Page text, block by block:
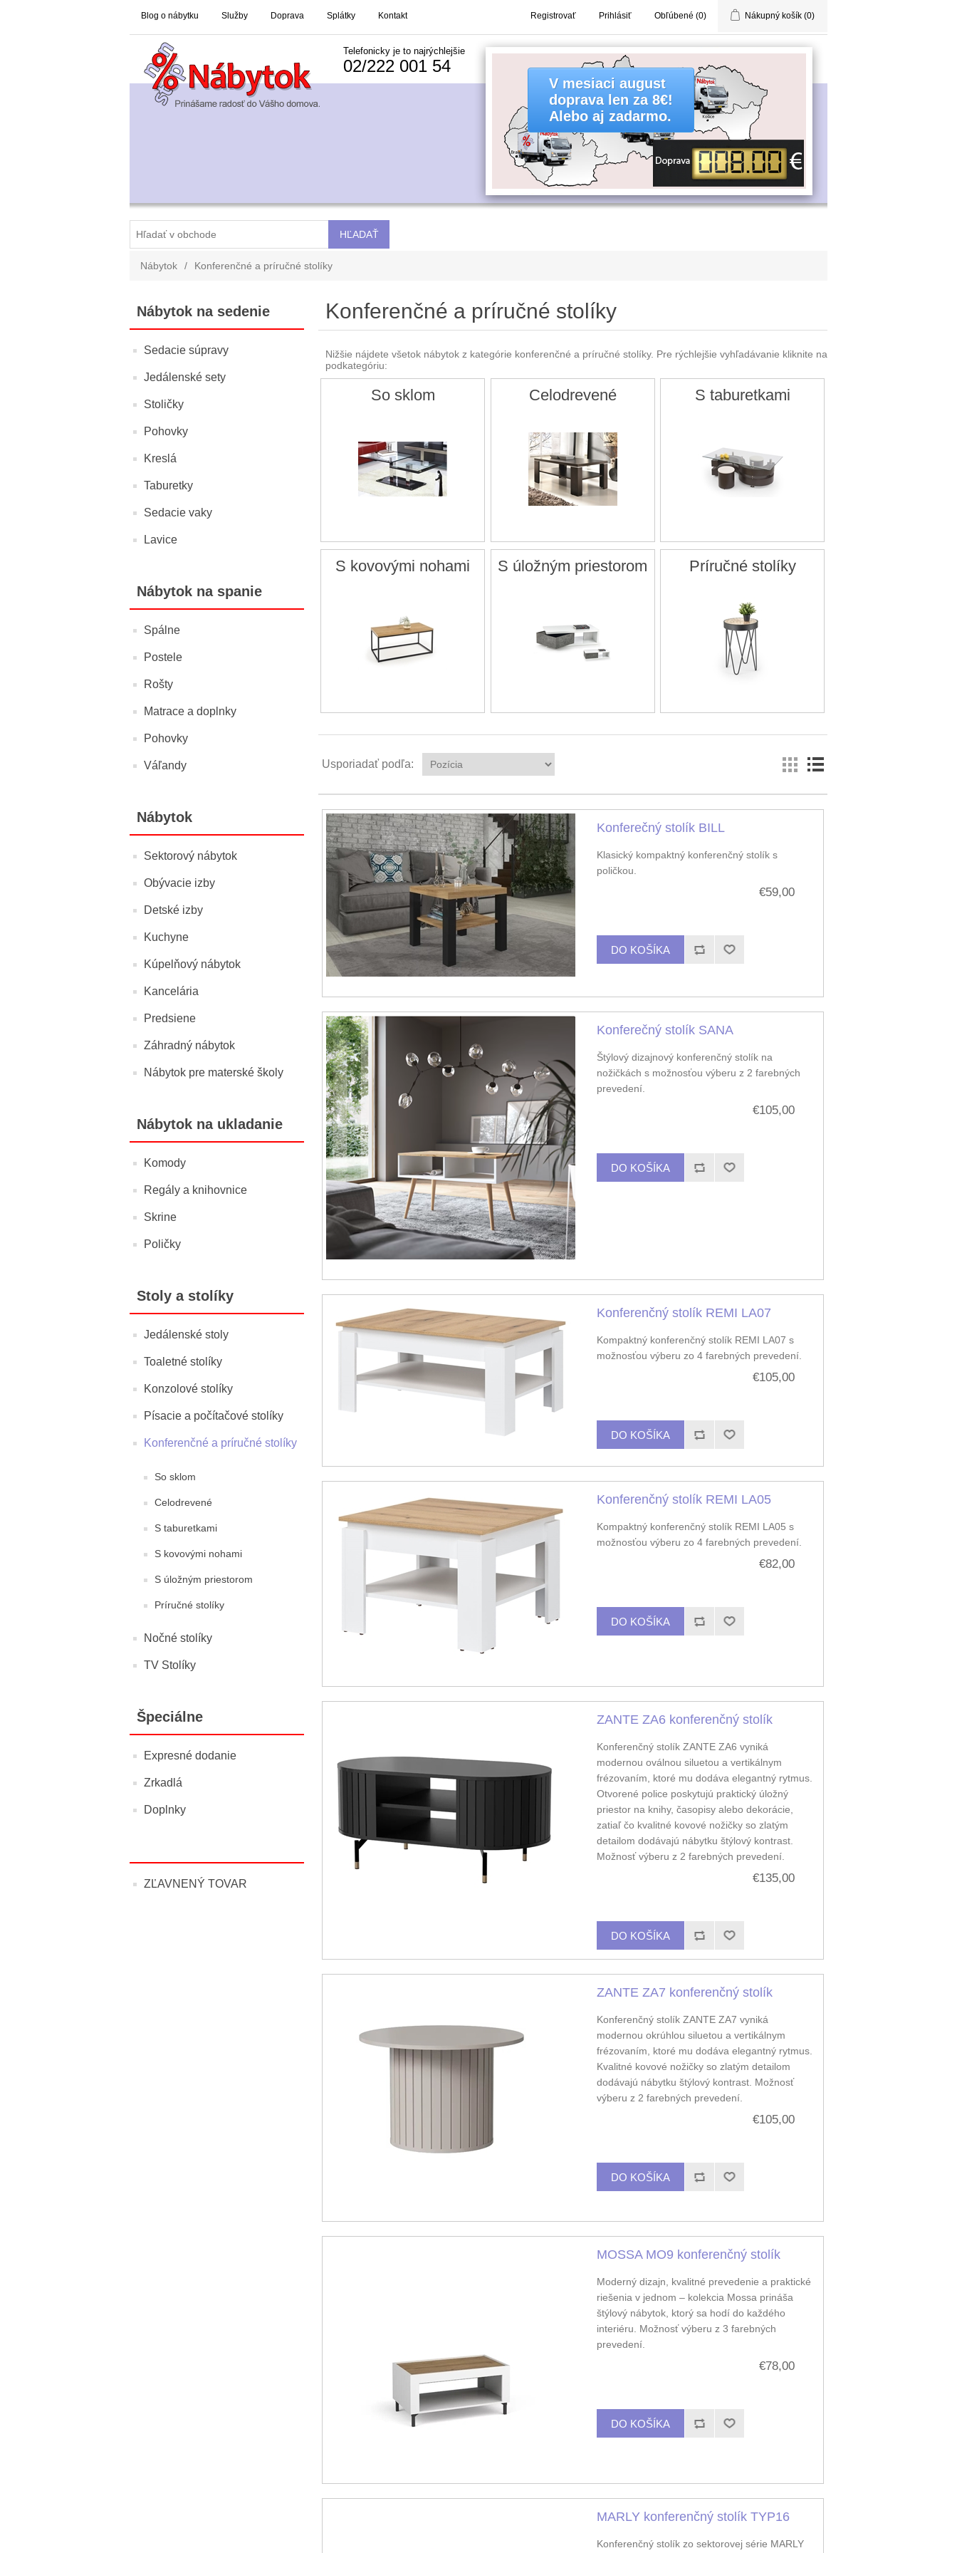
Blog o nábytku Služby Doprava Splátky Kontakt Registrovať Prihlásiť Obľúbené (0) Nákupný košík (0)
Telefonicky je to najrýchlejšie
02/222 001 54
Nábytok / Konferenčné a príručné stolíky
Nábytok na sedenie
Sedacie súpravy
Jedálenské sety
Stoličky
Pohovky
Kreslá
Taburetky
Sedacie vaky
Lavice
Nábytok na spanie
Spálne
Postele
Rošty
Matrace a doplnky
Pohovky
Váľandy
Nábytok
Sektorový nábytok
Obývacie izby
Detské izby
Kuchyne
Kúpelňový nábytok
Kancelária
Predsiene
Záhradný nábytok
Nábytok pre materské školy
Nábytok na ukladanie
Komody
Regály a knihovnice
Skrine
Poličky
Stoly a stolíky
Jedálenské stoly
Toaletné stolíky
Konzolové stolíky
Písacie a počítačové stolíky
Konferenčné a príručné stolíky
So sklom
Celodrevené
S taburetkami
S kovovými nohami
S úložným priestorom
Príručné stolíky
Nočné stolíky
TV Stolíky
Špeciálne
Expresné dodanie
Zrkadlá
Doplnky
ZĽAVNENÝ TOVAR
Konferenčné a príručné stolíky
Nižšie nájdete všetok nábytok z kategórie konferenčné a príručné stolíky. Pre rýchlejšie vyhľadávanie kliknite na
podkategóriu:
So sklom Celodrevené S taburetkami
S kovovými nohami S úložným priestorom Príručné stolíky
Usporiadať podľa:
Konferečný stolík BILL
Klasický kompaktný konferenčný stolík s
poličkou.
€59,00
Konferečný stolík SANA
Štýlový dizajnový konferenčný stolík na
nožičkách s možnosťou výberu z 2 farebných
prevedení.
€105,00
Konferenčný stolík REMI LA07
Kompaktný konferenčný stolík REMI LA07 s
možnosťou výberu zo 4 farebných prevedení.
€105,00
Konferenčný stolík REMI LA05
Kompaktný konferenčný stolík REMI LA05 s
možnosťou výberu zo 4 farebných prevedení.
€82,00
ZANTE ZA6 konferenčný stolík
Konferenčný stolík ZANTE ZA6 vyniká
modernou oválnou siluetou a vertikálnym
frézovaním, ktoré mu dodáva elegantný rytmus.
Otvorené police poskytujú praktický úložný
priestor na knihy, časopisy alebo dekorácie,
zatiaľ čo kvalitné kovové nožičky so zlatým
detailom dodávajú nábytku štýlový kontrast.
Možnosť výberu z 2 farebných prevedení.
€135,00
ZANTE ZA7 konferenčný stolík
Konferenčný stolík ZANTE ZA7 vyniká
modernou okrúhlou siluetou a vertikálnym
frézovaním, ktoré mu dodáva elegantný rytmus.
Kvalitné kovové nožičky so zlatým detailom
dodávajú nábytku štýlový kontrast. Možnosť
výberu z 2 farebných prevedení.
€105,00
MOSSA MO9 konferenčný stolík
Moderný dizajn, kvalitné prevedenie a praktické
riešenia v jednom – kolekcia Mossa prináša
štýlový nábytok, ktorý sa hodí do každého
interiéru. Možnosť výberu z 3 farebných
prevedení.
€78,00
MARLY konferenčný stolík TYP16
Konferenčný stolík zo sektorovej série MARLY